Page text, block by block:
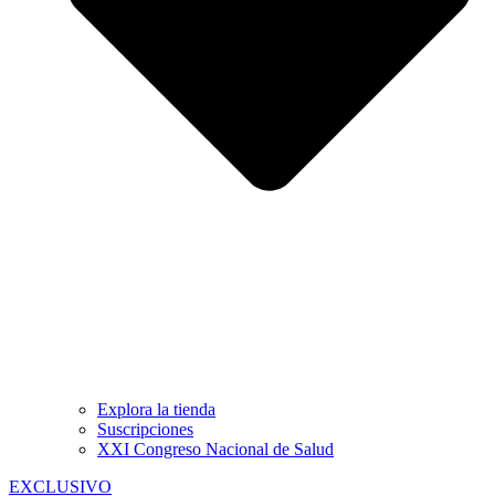
Explora la tienda
Suscripciones
XXI Congreso Nacional de Salud
EXCLUSIVO